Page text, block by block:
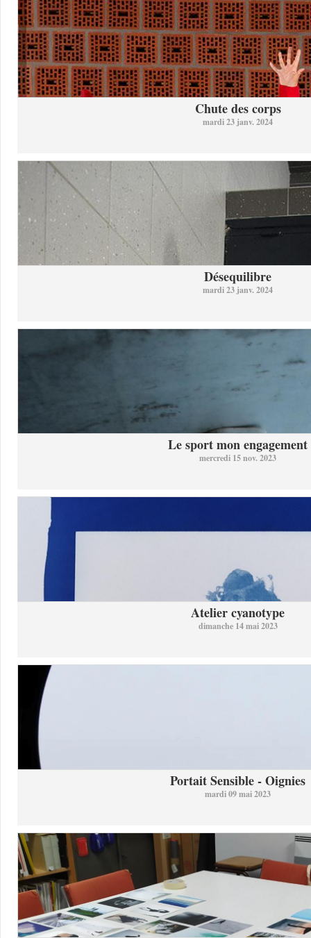
Chute des corps
mardi 23 janv. 2024
Désequilibre
mardi 23 janv. 2024
Le sport mon engagement
mercredi 15 nov. 2023
Atelier cyanotype
dimanche 14 mai 2023
Portait Sensible - Oignies
mardi 09 mai 2023